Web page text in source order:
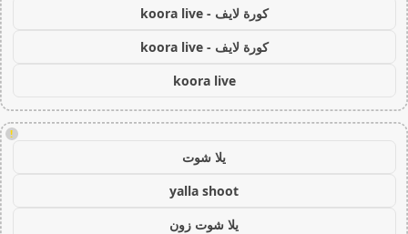
كورة لايف - koora live
كورة لايف - koora live
koora live
!
يلا شوت
yalla shoot
يلا شوت زون